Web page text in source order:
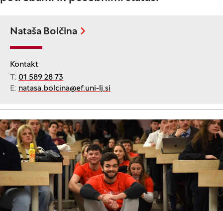
Nataša Bolčina
Kontakt
T: 01 589 28 73
E: natasa.bolcina@ef.uni-lj.si